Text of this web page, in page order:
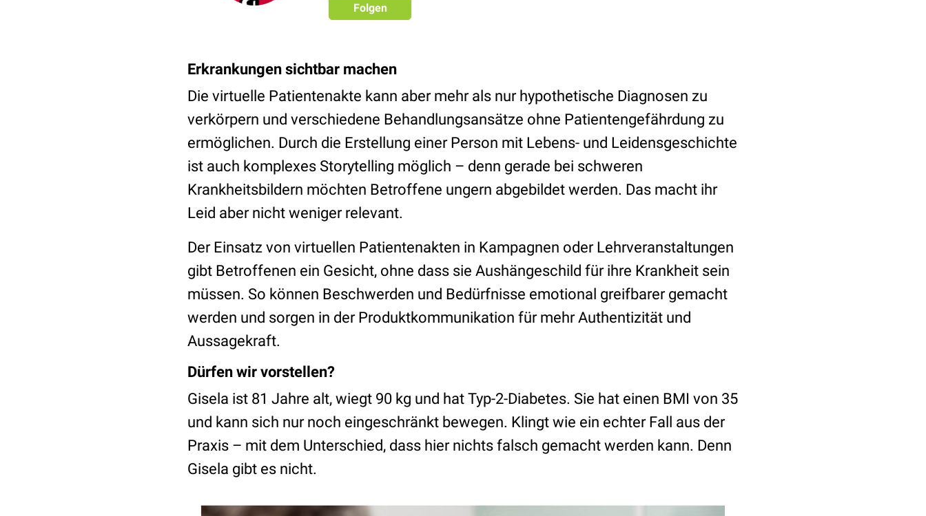
Folgen
Erkrankungen sichtbar machen
Die virtuelle Patientenakte kann aber mehr als nur hypothetische Diagnosen zu
verkörpern und verschiedene Behandlungsansätze ohne Patientengefährdung zu
ermöglichen. Durch die Erstellung einer Person mit Lebens- und Leidensgeschichte
ist auch komplexes Storytelling möglich – denn gerade bei schweren
Krankheitsbildern möchten Betroffene ungern abgebildet werden. Das macht ihr
Leid aber nicht weniger relevant.
Der Einsatz von virtuellen Patientenakten in Kampagnen oder Lehrveranstaltungen
gibt Betroffenen ein Gesicht, ohne dass sie Aushängeschild für ihre Krankheit sein
müssen. So können Beschwerden und Bedürfnisse emotional greifbarer gemacht
werden und sorgen in der Produktkommunikation für mehr Authentizität und
Aussagekraft.
Dürfen wir vorstellen?
Gisela ist 81 Jahre alt, wiegt 90 kg und hat Typ-2-Diabetes. Sie hat einen BMI von 35
und kann sich nur noch eingeschränkt bewegen. Klingt wie ein echter Fall aus der
Praxis – mit dem Unterschied, dass hier nichts falsch gemacht werden kann. Denn
Gisela gibt es nicht.